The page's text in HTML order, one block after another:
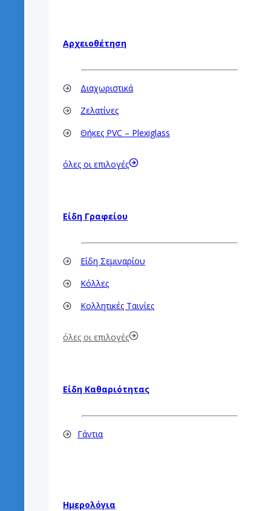
Αρχειοθέτηση
Διαχωριστικά
Ζελατίνες
Θήκες PVC – Plexiglass
όλες οι επιλογές
Είδη Γραφείου
Είδη Σεμιναρίου
Κόλλες
Κολλητικές Ταινίες
όλες οι επιλογές
Είδη Καθαριότητας
Γάντια
Ημερολόγια